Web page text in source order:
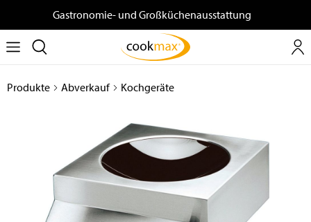
Gastronomie- und Großküchenausstattung
Produkte Abverkauf Kochgeräte